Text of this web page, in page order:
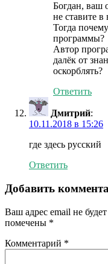
Богдан, ваш
не ставите в
Тогда
программы?
Автор
далёк от
оскорблять?
Ответить
Дмитрий:
10.11.2018 в 15:26
где здесь русский
Ответить
Добавить
Ваш адрес email не
помечены *
Комментарий *